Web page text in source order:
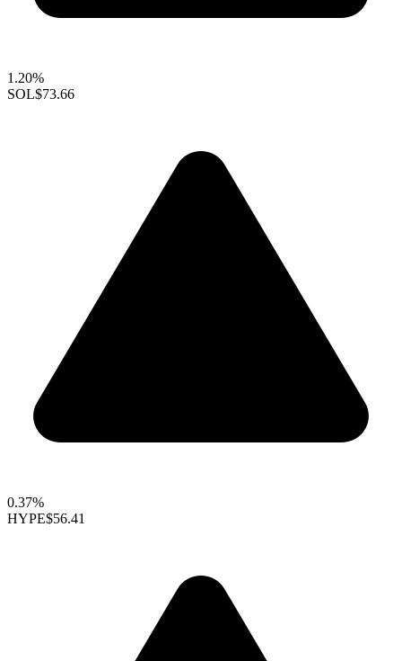
1.20%
SOL$73.66
0.37%
HYPE$56.41